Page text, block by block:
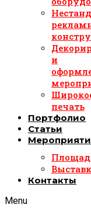
и
печать
Портфолио
Статьи
Контакты
Menu